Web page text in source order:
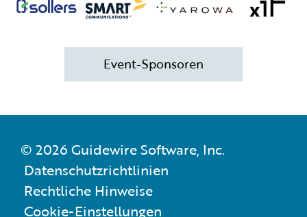
Event-Sponsoren
© 2026 Guidewire Software, Inc.
Datenschutzrichtlinien
Rechtliche Hinweise
Cookie-Einstellungen